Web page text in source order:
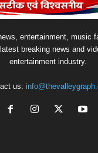
entertainment, music
breaking news and
entertainment industry.
us: